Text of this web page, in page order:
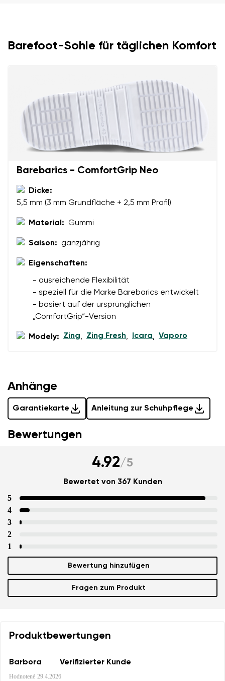
Lieferland auswählen
Sprache auswählen
Barefoot-Sohle für täglichen Komfort
Barebarics - ComfortGrip Neo
Dicke:
5,5 mm (3 mm Grundfläche + 2,5 mm Profil)
Material: Gummi
Saison: ganzjährig
Eigenschaften:
- ausreichende Flexibilität
- speziell für die Marke Barebarics entwickelt
- basiert auf der ursprünglichen
„ComfortGrip“-Version
Modely: Zing, Zing Fresh, Icara, Vaporo
Anhänge
Garantiekarte Anleitung zur Schuhpflege
Deine E-Mail
Variante
Frage
personenbezogenen Daten im Sinne von
einverstanden.
Bewertungen
4.92/5
Bewertet von 367 Kunden
5
4
3
2
1
Bewertung hinzufügen
Fragen zum Produkt
Produktbewertungen
Barbora Verifizierter Kunde
Hodnotené 29.4.2026
Textbewertung
Bewertung
Ich bin mit der Verarbeitung der eingegebenen
einverstanden.
Bewertung hinzufügen